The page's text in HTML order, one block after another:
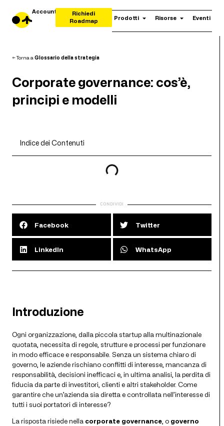
Prodotti Risorse Eventi
Account
Richiedi
Roadmap
← Torna a Glossario della strategia
Corporate governance: cos’è,
principi e modelli
Indice dei Contenuti
CONDIVIDI
Facebook Twitter
LinkedIn WhatsApp
Introduzione
Ogni organizzazione, dalla piccola startup alla multinazionale
quotata, necessita di regole, strutture e processi per funzionare
in modo efficace e responsabile. Senza un sistema chiaro di
governo, le aziende rischiano conflitti di interesse, mancanza di
responsabilità, decisioni inefficaci e, in ultima analisi, la perdita di
fiducia da parte di investitori, clienti e altri stakeholder. Come
garantire che un’azienda sia diretta e controllata nell’interesse di
tutti i suoi portatori di interesse?
La risposta risiede nella corporate governance , o governo